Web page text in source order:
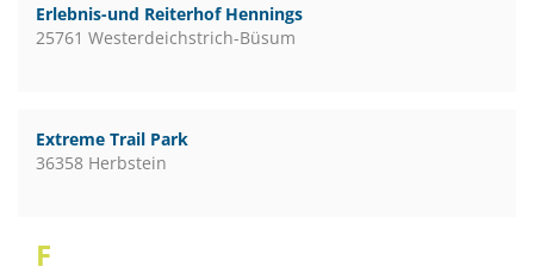
Erlebnis-und Reiterhof Hennings
25761 Westerdeichstrich-Büsum
Extreme Trail Park
36358 Herbstein
F